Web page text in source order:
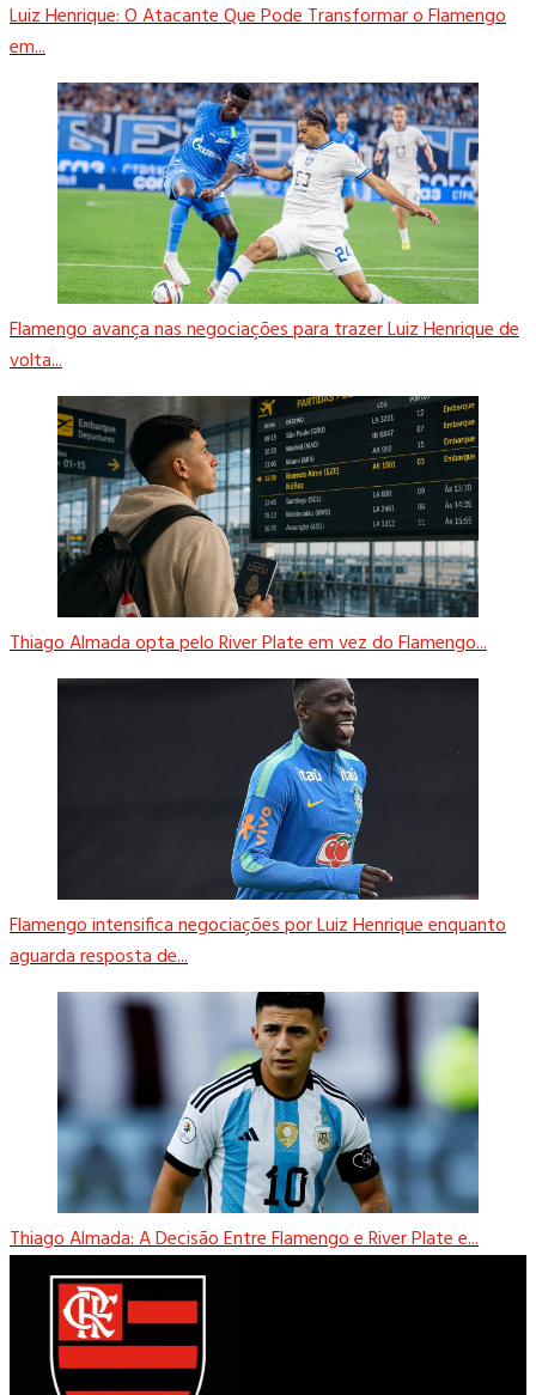
Luiz Henrique: O Atacante Que Pode Transformar o Flamengo
em...
Flamengo avança nas negociações para trazer Luiz Henrique de
volta...
Thiago Almada opta pelo River Plate em vez do Flamengo...
Flamengo intensifica negociações por Luiz Henrique enquanto
aguarda resposta de...
Thiago Almada: A Decisão Entre Flamengo e River Plate e...